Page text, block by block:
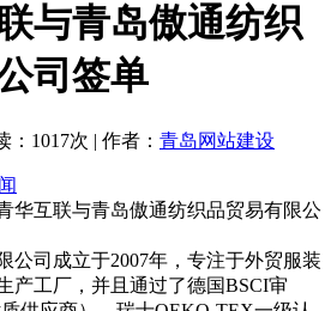
与青岛傲通纺织
司签单
：1017次 | 作者： 青岛网站建设
华互联与青岛傲通纺织品贸易有限公
公司成立于2007年，专注于外贸服装
产工厂，并且通过了德国BSCI审